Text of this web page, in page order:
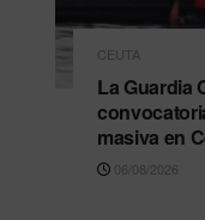
CEUTA
La Guardia
masiva en
06/08/2026